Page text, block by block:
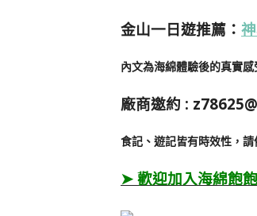
金山一日遊推薦：
內文為海綿體驗後的真實
廠商邀約 :
食記、遊記皆有時效性，
➤ 歡迎加入海綿飽